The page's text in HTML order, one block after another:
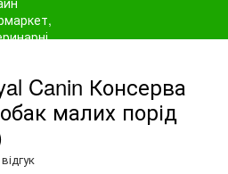
Canin Консерва
малих порід